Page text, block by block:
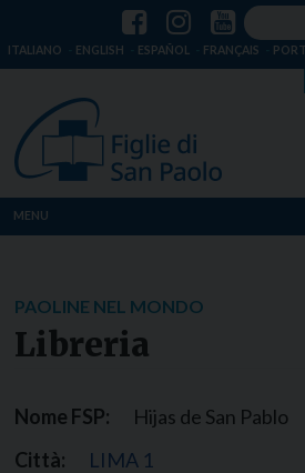
ITALIANO ENGLISH ESPAÑOL FRANÇAIS
MENU
Dove siamo
Risorse
PAOLINE NEL MONDO
Libreria
Nome FSP:
Hijas de San Pablo
Città:
LIMA 1